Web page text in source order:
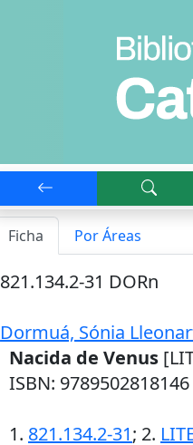
Ficha Por Áreas
821.134.2-31 DORn
Dormuá, Sónia
Nacida de Venus
ISBN: 9789502818146
1. 821.134.2-31; 2.